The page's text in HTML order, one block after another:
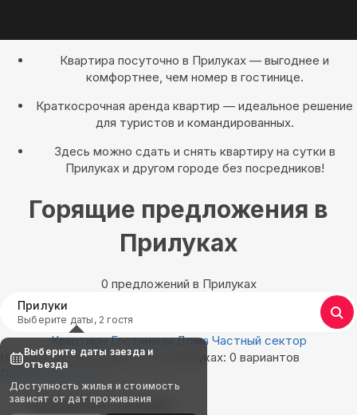
Квартира посуточно в Прилуках — выгоднее и
комфортнее, чем номер в гостинице.
Краткосрочная аренда квартир — идеальное решение
для туристов и командированных.
Здесь можно сдать и снять квартиру на сутки в
Прилуках и другом городе без посредников!
Горящие предложения в
Прилуках
0 предложений в Прилуках
Прилуки
Выберите даты, 2 гостя
Квартиры Гостиницы Дома Частный сектор
Найдём, где остановиться в Прилуках: 0 вариантов
Показать на карте
Выбирайте лучшее
Выберите даты заезда и
отъезда
Доступность жилья и стоимость
зависят от дат проживания